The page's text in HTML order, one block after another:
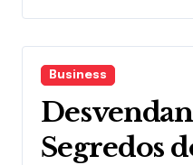
Business
Segredos